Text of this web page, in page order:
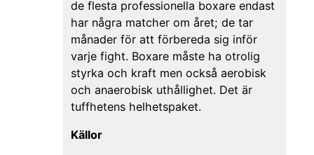
de flesta professionella boxare endast
har några matcher om året; de tar
månader för att förbereda sig inför
varje fight. Boxare måste ha otrolig
styrka och kraft men också aerobisk
och anaerobisk uthållighet. Det är
tuffhetens helhetspaket.
Källor